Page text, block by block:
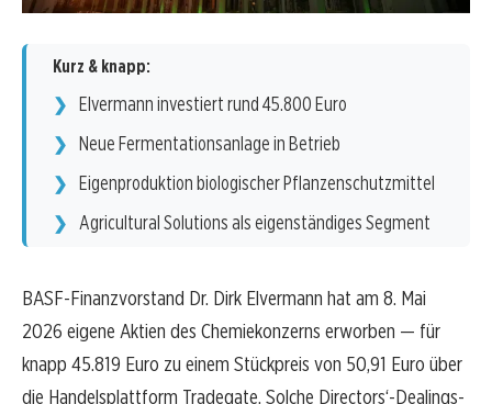
Kurz & knapp:
Elvermann investiert rund 45.800 Euro
Neue Fermentationsanlage in Betrieb
Eigenproduktion biologischer Pflanzenschutzmittel
Agricultural Solutions als eigenständiges Segment
BASF-Finanzvorstand Dr. Dirk Elvermann hat am 8. Mai
2026 eigene Aktien des Chemiekonzerns erworben — für
knapp 45.819 Euro zu einem Stückpreis von 50,91 Euro über
die Handelsplattform Tradegate. Solche Directors‘-Dealings-